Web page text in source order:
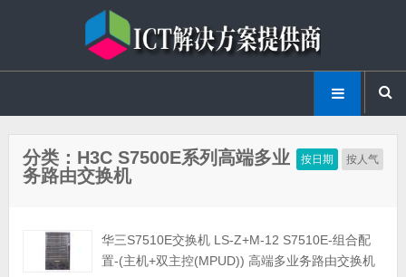
按日期 按人气
分类：H3C S7500E系列高端多业
务路由交换机
华三S7510E交换机 LS-Z+M-12 S7510E-组合配
置-(主机+双主控(MPUD)) 高端多业务路由交换机